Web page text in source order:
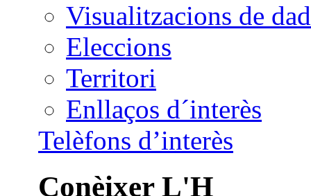
Visualitzacions de
Eleccions
Territori
Enllaços d´interès
Telèfons d’interès
Conèixer L'H